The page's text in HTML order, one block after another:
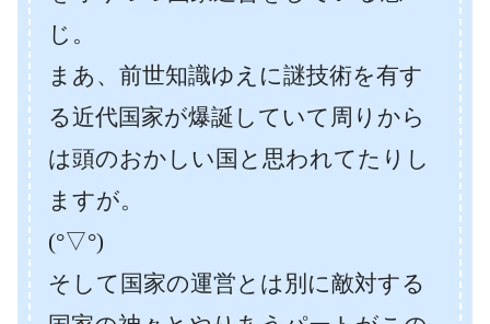
じ。
まあ、前世知識ゆえに謎技術を有す
る近代国家が爆誕していて周りから
は頭のおかしい国と思われてたりし
ますが。
(°▽°)
そして国家の運営とは別に敵対する